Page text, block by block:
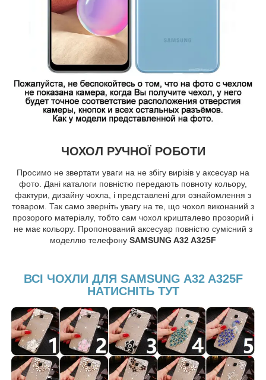
ЧОХОЛ РУЧНОЇ РОБОТИ
Просимо не звертати уваги на не збігу вирізів у аксесуар на
фото. Дані каталоги повністю передають повноту кольору,
фактури, дизайну чохла, і представлені для ознайомлення з
товаром. Так само зверніть увагу на те, що чохол виконаний з
прозорого матеріалу, тобто сам чохол кришталево прозорий і
не має кольору. Пропонований аксесуар повністю сумісний з
моделлю телефону SAMSUNG A32 A325F
ВСІ ЧОХЛИ ДЛЯ SAMSUNG A32 A325F
НАТИСНІТЬ ТУТ